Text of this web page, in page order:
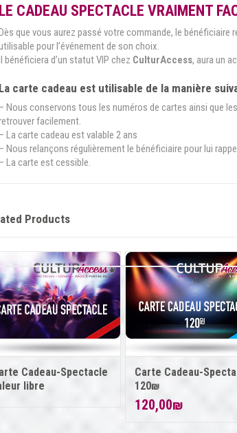
CADEAU SPECTACLE VRAIMENT
que vous aurez passé votre commande, le bénéficiaire
pour l’événement de son choix.
bénéficiera d’un statut VIP chez CulturAccess, aura un
carte cadeau est utilisable de la manière
Nous conservons tous les numéros de cartes ainsi que
facilement.
La carte cadeau est valable 2 ans
Nous relançons régulièrement le bénéficiaire pour lui
La carte est cessible.
Products
Cadeau-Spectacle
libre
Carte Cadeau-
120₪
120,00₪